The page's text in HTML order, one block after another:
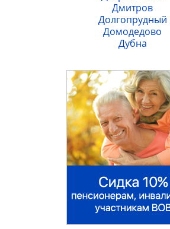
Дмитров
Долгопрудный
Домодедово
Дубна
Жуковский
Загорянский
Звенигород
Зеленоград
Ивантеевка
Истра
Кашира
Климовск
Клин
Коломна
Коммунарка
Королёв
Котельники
Красноармейск